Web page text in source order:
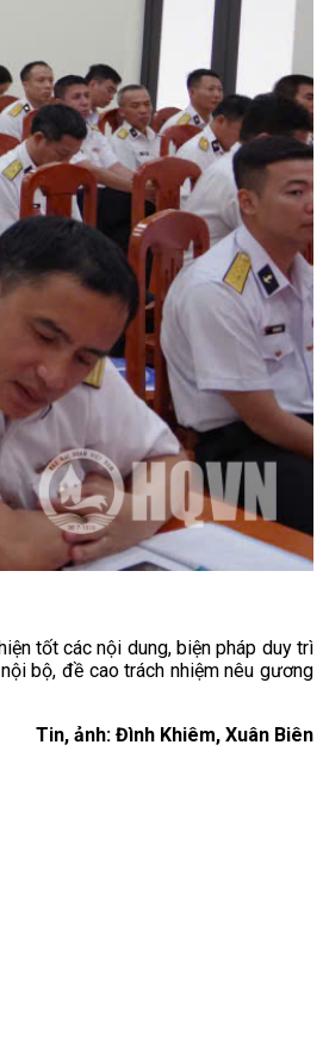
tốt các nội dung, biện pháp duy trì
bộ, đề cao trách nhiệm nêu gương
Tin, ảnh: Đình Khiêm, Xuân Biên